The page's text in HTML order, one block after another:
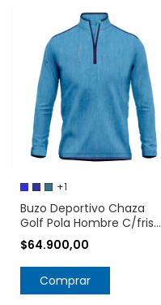
+1
Buzo Deportivo Chaza
Golf Pola Hombre C/frisa
En El Interior
$64.900,00
Comprar